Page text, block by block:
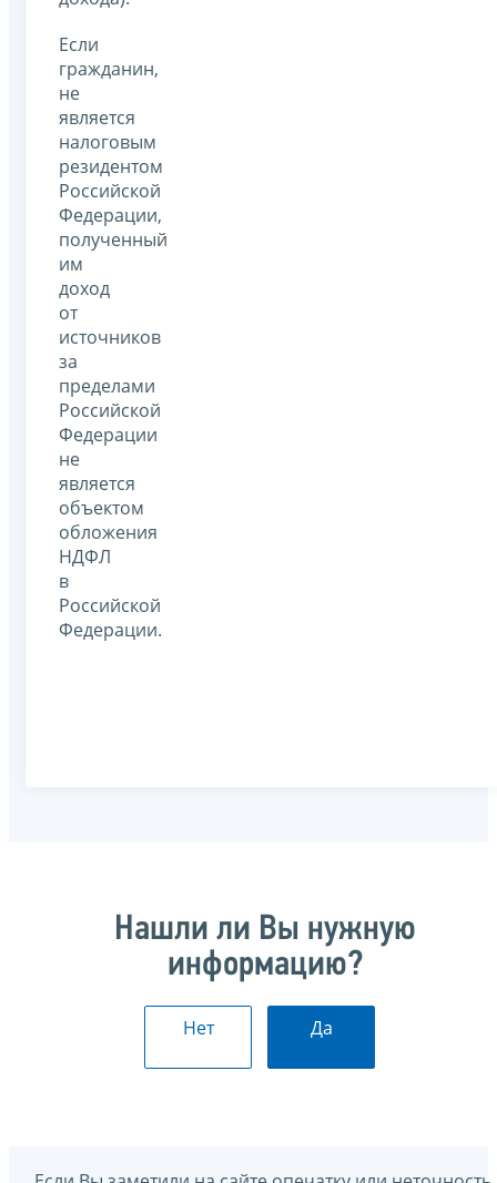
Если
гражданин,
не
является
налоговым
резидентом
Российской
Федерации,
полученный
им
доход
от
источников
за
пределами
Российской
Федерации
не
является
объектом
обложения
НДФЛ
в
Российской
Федерации.
Нашли ли Вы нужную
информацию?
Нет Да